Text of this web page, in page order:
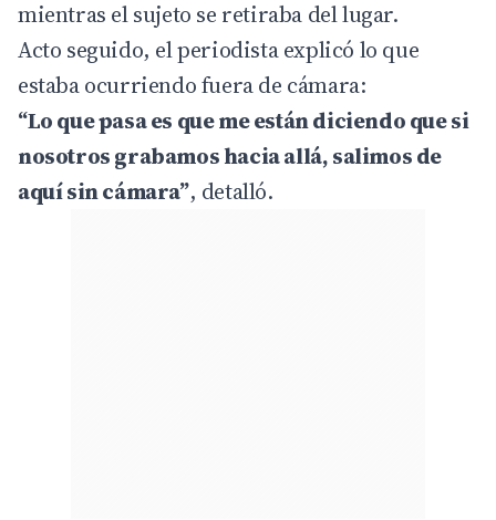
mientras el sujeto se retiraba del lugar.
Acto seguido, el periodista explicó lo que
estaba ocurriendo fuera de cámara:
“Lo que pasa es que me están diciendo que si
nosotros grabamos hacia allá, salimos de
aquí sin cámara”, detalló.